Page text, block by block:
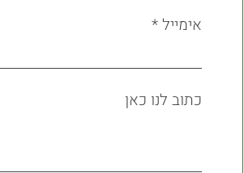
אימייל
כתוב לנו כאן